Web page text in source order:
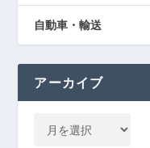
自動車・輸送
アーカイブ